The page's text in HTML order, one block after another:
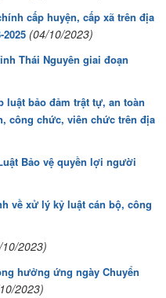
cấp huyện, cấp xã trên địa
(04/10/2023)
Thái Nguyên giai đoạn
luật bảo đảm trật tự, an toàn
công chức, viên chức trên địa
Bảo vệ quyền lợi người
về xử lý kỷ luật cán bộ, công
2023)
hưởng ứng ngày Chuyển
2023)